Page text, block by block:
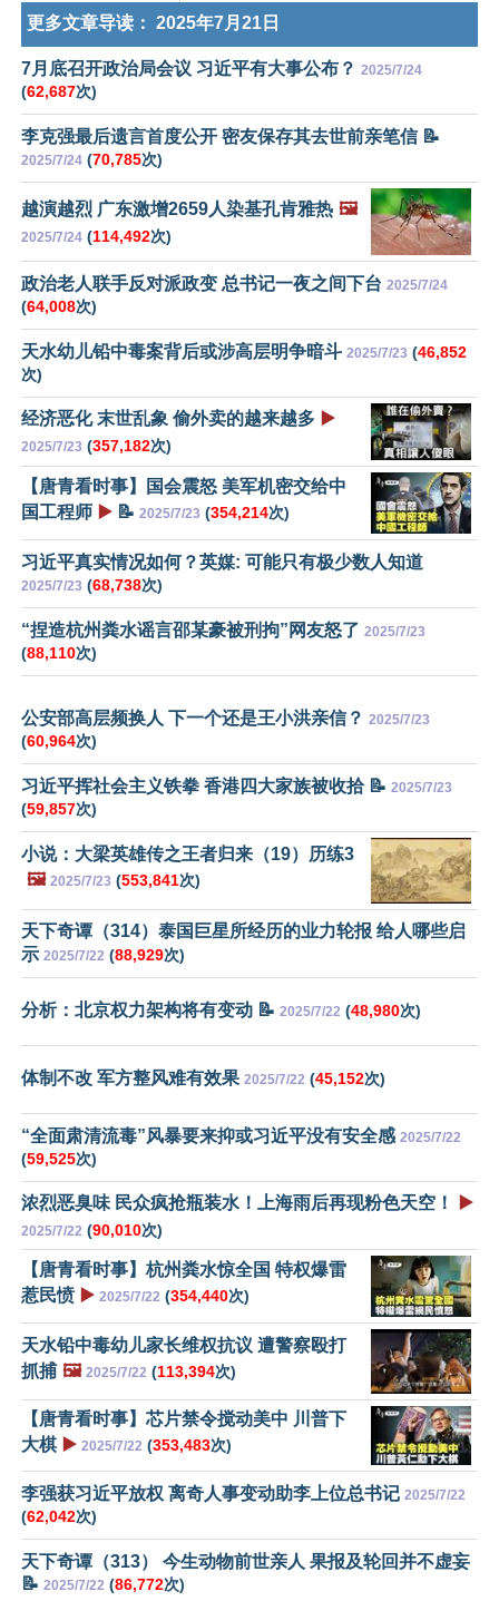
更多文章导读： 2025年7月21日
7月底召开政治局会议 习近平有大事公布？ 2025/7/24
(62,687次)
李克强最后遗言首度公开 密友保存其去世前亲笔信 📝
2025/7/24 (70,785次)
越演越烈 广东激增2659人染基孔肯雅热 🖼️
2025/7/24 (114,492次)
政治老人联手反对派政变 总书记一夜之间下台 2025/7/24
(64,008次)
天水幼儿铅中毒案背后或涉高层明争暗斗 2025/7/23 (46,852
次)
经济恶化 末世乱象 偷外卖的越来越多 ▶️
2025/7/23 (357,182次)
【唐青看时事】国会震怒 美军机密交给中
国工程师 ▶️ 📝 2025/7/23 (354,214次)
习近平真实情况如何？英媒: 可能只有极少数人知道
2025/7/23 (68,738次)
“捏造杭州粪水谣言邵某豪被刑拘”网友怒了 2025/7/23
(88,110次)
公安部高层频换人 下一个还是王小洪亲信？ 2025/7/23
(60,964次)
习近平挥社会主义铁拳 香港四大家族被收拾 📝 2025/7/23
(59,857次)
小说：大梁英雄传之王者归来（19）历练3
🖼️ 2025/7/23 (553,841次)
天下奇谭（314）泰国巨星所经历的业力轮报 给人哪些启
示 2025/7/22 (88,929次)
分析：北京权力架构将有变动 📝 2025/7/22 (48,980次)
体制不改 军方整风难有效果 2025/7/22 (45,152次)
“全面肃清流毒”风暴要来抑或习近平没有安全感 2025/7/22
(59,525次)
浓烈恶臭味 民众疯抢瓶装水！上海雨后再现粉色天空！ ▶️
2025/7/22 (90,010次)
【唐青看时事】杭州粪水惊全国 特权爆雷
惹民愤 ▶️ 2025/7/22 (354,440次)
天水铅中毒幼儿家长维权抗议 遭警察殴打
抓捕 🖼️ 2025/7/22 (113,394次)
【唐青看时事】芯片禁令搅动美中 川普下
大棋 ▶️ 2025/7/22 (353,483次)
李强获习近平放权 离奇人事变动助李上位总书记 2025/7/22
(62,042次)
天下奇谭（313） 今生动物前世亲人 果报及轮回并不虚妄
📝 2025/7/22 (86,772次)